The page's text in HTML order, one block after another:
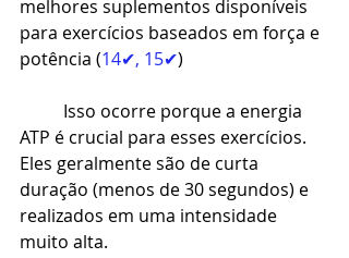
melhores suplementos disponíveis
para exercícios baseados em força e
potência (14✔, 15✔)
Isso ocorre porque a energia
ATP é crucial para esses exercícios.
Eles geralmente são de curta
duração (menos de 30 segundos) e
realizados em uma intensidade
muito alta.